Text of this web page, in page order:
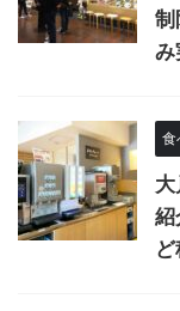
制
み
食
紹